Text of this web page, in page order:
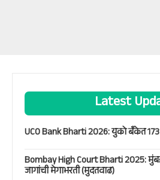
Latest
UCO Bank Bharti 2026: युको बँकेत 173
Bombay High Court Bharti 2025:
जागांची मेगाभरती (मुदतवाढ)